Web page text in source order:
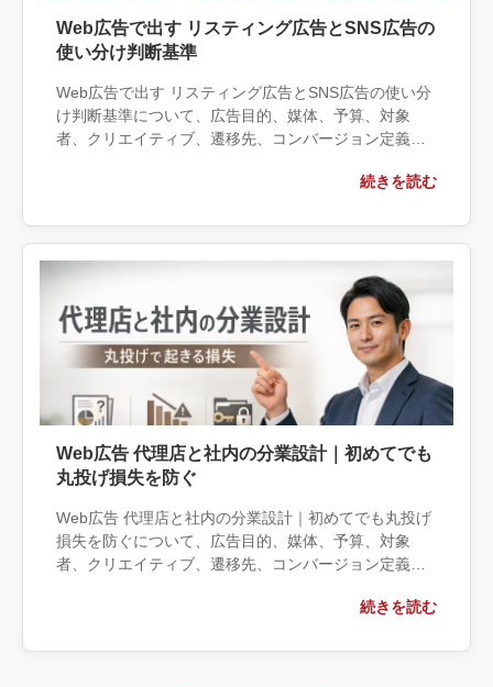
Web広告で出す リスティング広告とSNS広告の
使い分け判断基準
Web広告で出す リスティング広告とSNS広告の使い分
け判断基準について、広告目的、媒体、予算、対象
者、クリエイティブ、遷移先、コンバージョン定義の
できる範囲と外部へ相談する条件、相談前に用意する
ます。
続きを読む
Web広告 代理店と社内の分業設計｜初めてでも
丸投げ損失を防ぐ
Web広告 代理店と社内の分業設計｜初めてでも丸投げ
損失を防ぐについて、広告目的、媒体、予算、対象
者、クリエイティブ、遷移先、コンバージョン定義の
できる範囲と外部へ相談する条件、相談前に用意する
ます。
続きを読む